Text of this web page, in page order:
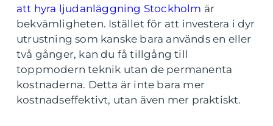
att hyra ljudanläggning Stockholm är
bekvämligheten. Istället för att investera i dyr
utrustning som kanske bara används en eller
två gånger, kan du få tillgång till
toppmodern teknik utan de permanenta
kostnaderna. Detta är inte bara mer
kostnadseffektivt, utan även mer praktiskt.